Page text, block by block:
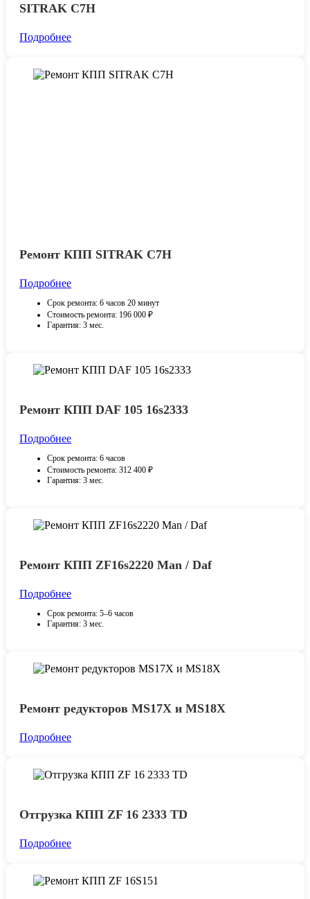
SITRAK C7H
Подробнее
Ремонт КПП SITRAK С7H
Подробнее
Срок ремонта: 6 часов 20 минут
Стоимость ремонта: 196 000 ₽
Гарантия: 3 мес.
Ремонт КПП DAF 105 16s2333
Подробнее
Срок ремонта: 6 часов
Стоимость ремонта: 312 400 ₽
Гарантия: 3 мес.
Ремонт КПП ZF16s2220 Man / Daf
Подробнее
Срок ремонта: 5–6 часов
Гарантия: 3 мес.
Ремонт редукторов MS17X и MS18X
Подробнее
Отгрузка КПП ZF 16 2333 TD
Подробнее